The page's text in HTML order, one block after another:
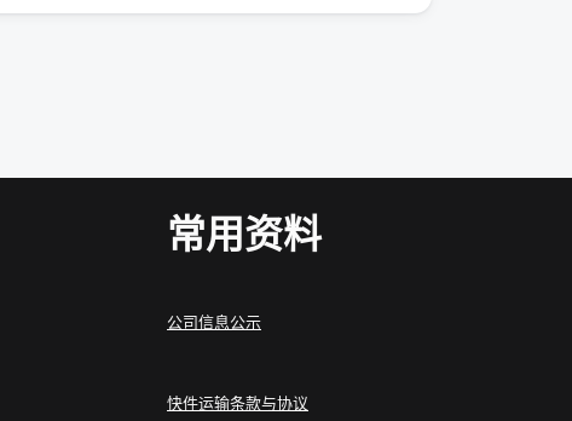
常用资料
公司信息公示
快件运输条款与协议